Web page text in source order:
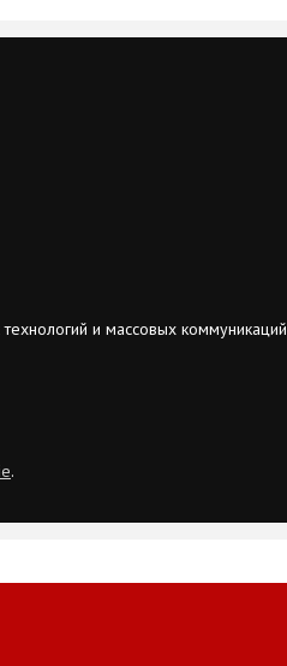
и массовых коммуникаций
.